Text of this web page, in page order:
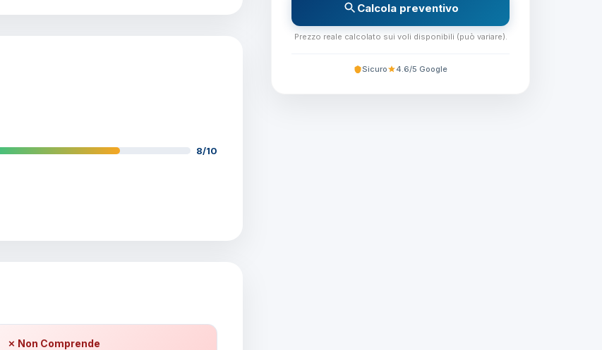
8/10
✗ Non Comprende
Calcola preventivo
Prezzo reale calcolato sui voli disponibili (può variare).
Sicuro 4.6/5 Google